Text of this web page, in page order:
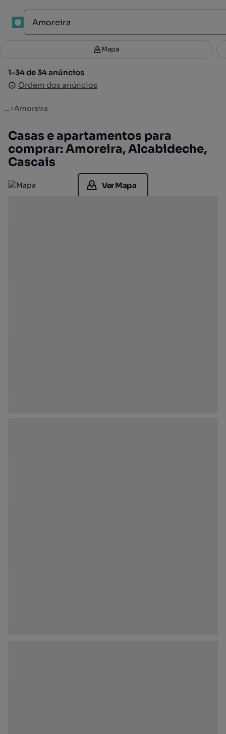
Filtros 1
1-34 de 34 anúncios
Ordem dos anúncios
Mapa
1-34 de 34 anúncios
Ordem dos anúncios
... Amoreira
Casas e apartamentos para
comprar: Amoreira, Alcabideche,
Cascais
Ver Mapa